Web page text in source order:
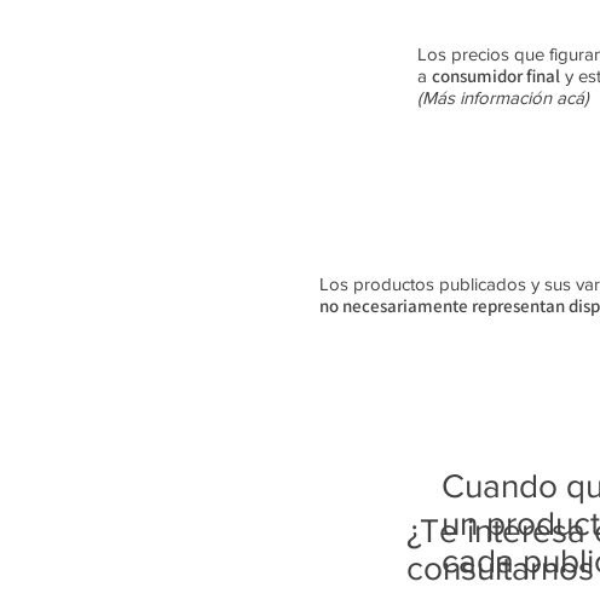
Cuando
un
cada
¿Te
Los precios que
a consumidor finaly
(Más información acá)
Los productos publicados y sus
no necesariamente representan